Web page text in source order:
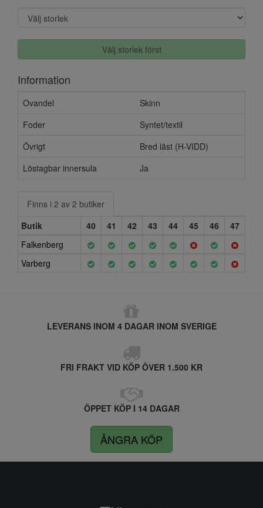
Välj storlek först
Information
Ovandel
Skinn
Foder
Syntet/textil
Övrigt
Bred läst (H-VIDD)
Löstagbar innersula
Ja
Finns i 2 av 2 butiker
Butik
40 41 42 43 44 45 46
47
Falkenberg
Varberg
LEVERANS INOM 4 DAGAR INOM SVERIGE
FRI FRAKT VID KÖP ÖVER 1.500 KR
ÖPPET KÖP I 14 DAGAR
ÅNGRA KÖP